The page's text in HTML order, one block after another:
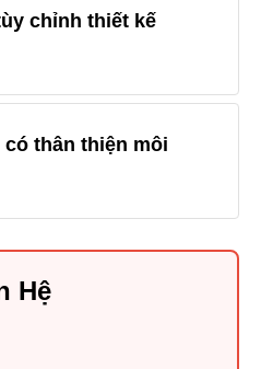
chỉnh thiết kế
thân thiện môi
Hệ